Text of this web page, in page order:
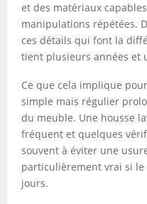
et des matériaux
manipulations répétées.
ces détails qui font la
tient plusieurs années et
Ce que cela implique
simple mais régulier
du meuble. Une housse
fréquent et quelques
souvent à éviter une
particulièrement vrai si
jours.